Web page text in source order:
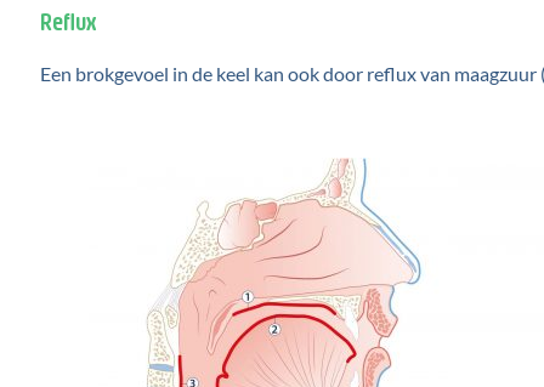
Reflux
Een brokgevoel in de keel kan ook door reflux van